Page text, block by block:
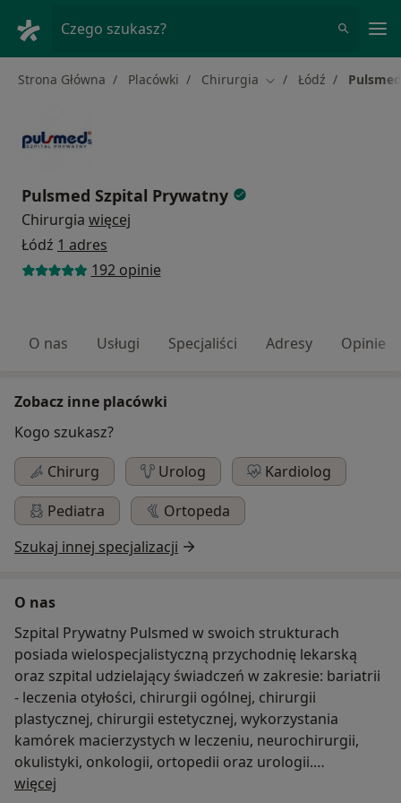
Czego szukasz?
Strona Główna Placówki Chirurgia Zmień miasto
Łódź
Pulsmed Szpital Prywatny
Chirurgia więcej
Łódź 1 adres
192 opinie
O nas Usługi Specjaliści Adresy Opinie
Zobacz inne placówki
Kogo szukasz?
Chirurg
Urolog
Kardiolog
Pediatra
Ortopeda
Szukaj innej specjalizacji
O nas
Szpital Prywatny Pulsmed w swoich strukturach
posiada wielospecjalistyczną przychodnię lekarską
oraz szpital udzielający świadczeń w zakresie: bariatrii
- leczenia otyłości, chirurgii ogólnej, chirurgii
plastycznej, chirurgii estetycznej, wykorzystania
kamórek macierzystych w leczeniu, neurochirurgii,
okulistyki, onkologii, ortopedii oraz urologii.
więcej